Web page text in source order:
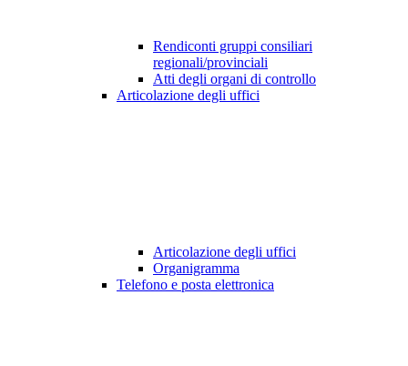
Rendiconti gruppi consiliari
regionali/provinciali
Atti degli organi di controllo
Articolazione degli uffici
Articolazione degli uffici
Organigramma
Telefono e posta elettronica